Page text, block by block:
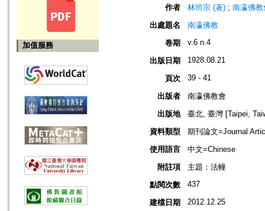
加值服務
作者 林玠宗 (著) ; 南瀛佛
出處題名
南瀛佛教
卷期
v.6 n.4
出版日期 1928.08.21
頁次 39 - 41
出版者
南瀛佛教會
出版地
臺北, 臺灣 [Taipei,
資料類型
期刊論文=Journal
使用語言
中文=Chinese
附註項
主題：法幢
點閱次數
437
建檔日期 2012.12.25